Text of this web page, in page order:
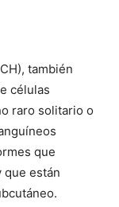
también
células
raro solitario o
que
que están